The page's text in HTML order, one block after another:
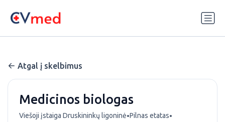
Atgal į skelbimus
Medicinos biologas
Viešoji įstaiga Druskininkų ligoninė•Pilnas etatas•